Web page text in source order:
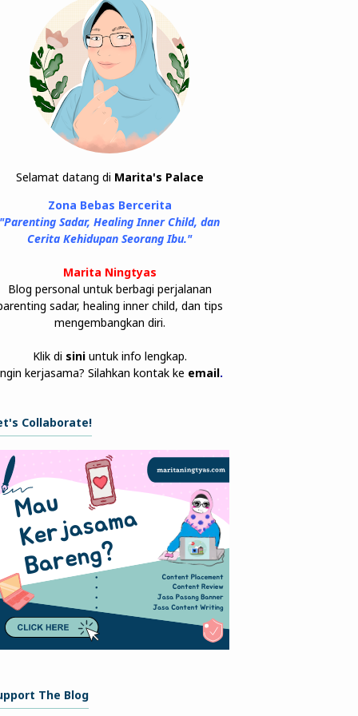
Selamat datang di Marita's Palace
Zona Bebas Bercerita
"Parenting Sadar, Healing Inner Child, dan
Cerita Kehidupan Seorang Ibu."
Marita Ningtyas
Blog personal untuk berbagi perjalanan
sadar, healing inner child, dan tips
mengembangkan diri.
Klik di sini untuk info lengkap.
kerjasama? Silahkan kontak ke email.
Collaborate!
The Blog